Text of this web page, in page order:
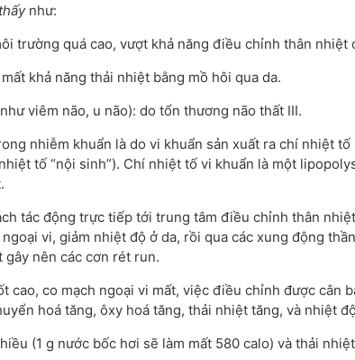
như:
trường quá cao, vượt khả năng điều chỉnh thân nhiệt
khả năng thải nhiệt bằng mồ hôi qua da.
viêm não, u não): do tổn thương não thất III.
nhiễm khuẩn là do vi khuẩn sản xuất ra chí nhiệt
tố “nội sinh”). Chí nhiệt tố vi khuẩn là một
tác động trực tiếp tới trung tâm điều chỉnh thân
vi, giảm nhiệt độ ở da, rồi qua các xung động
nên các cơn rét run.
cao, co mạch ngoại vi mất, việc điều chỉnh được cân
hoá tăng, ôxy hoá tăng, thải nhiệt tăng, và nhiệt
(1 g nước bốc hơi sẽ làm mất 580 calo) và thải